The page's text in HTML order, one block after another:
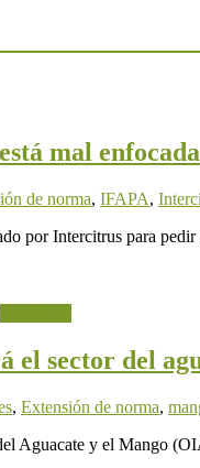
mal
de norma, IFAPA,
por Intercitrus para
sector del
, Extensión de norma,
Aguacate y el Mango